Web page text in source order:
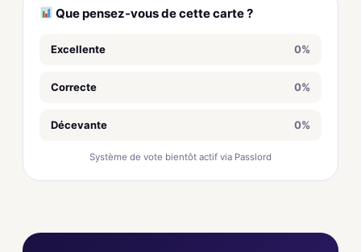
Que pensez-vous de cette carte ?
Excellente 0%
Correcte 0%
Décevante 0%
Système de vote bientôt actif via Passlord